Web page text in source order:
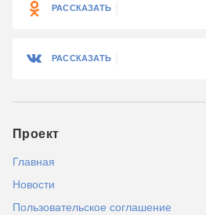
РАССКАЗАТЬ
РАССКАЗАТЬ
Проект
Главная
Новости
Пользовательское соглашение